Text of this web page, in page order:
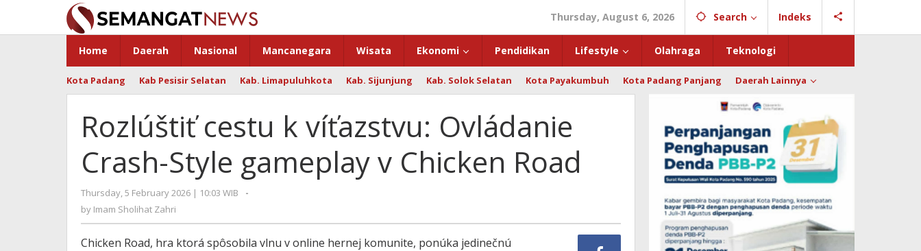
content
Thursday, August 6, 2026 Search Indeks
Home Daerah Nasional Mancanegara Wisata Ekonomi Pendidikan Lifestyle Olahraga Teknologi
Kota Padang Kab Pesisir Selatan Kab. Limapuluhkota Kab. Sijunjung Kab. Solok Selatan Kota Payakumbuh Kota Padang Panjang Daerah Lainnya
Rozlúštiť cestu k víťazstvu: Ovládanie
Crash-Style gameplay v Chicken Road
Thursday, 5 February 2026 | 10:03 WIB
by
-
by Imam Sholihat Zahri
Chicken Road, hra ktorá spôsobila vlnu v online hernej komunite, ponúka jedinečnú